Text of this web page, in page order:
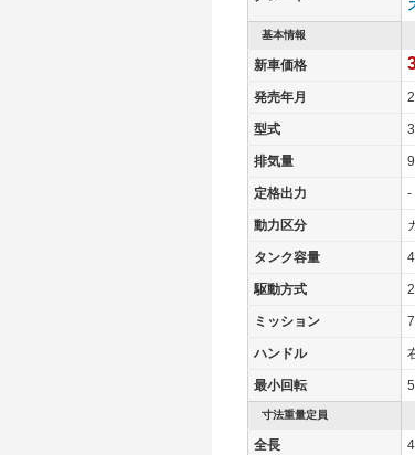
基本情報
新車価格
発売年月
型式
排気量
定格出力 -
動力区分
タンク容量
駆動方式
ミッション
ハンドル
最小回転
寸法重量定員
全長